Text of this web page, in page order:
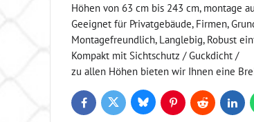
Höhen von 63 cm bis 243 cm, montage
Geeignet für Privatgebäude, Firmen,
Montagefreundlich, Langlebig, Robust
Kompakt mit Sichtschutz / Guckdicht /
zu allen Höhen bieten wir Ihnen eine
FacebookTwitter BlueskyPinterestReddit